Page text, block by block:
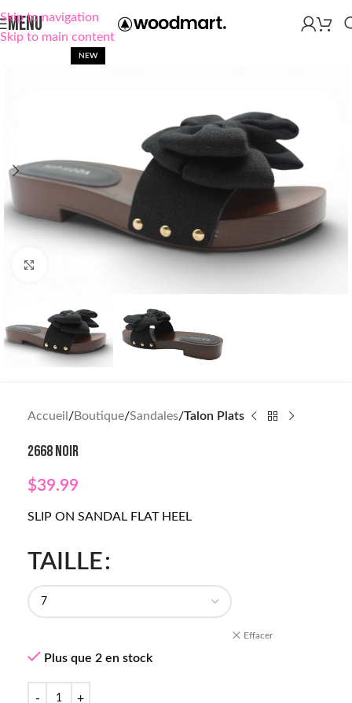
Skip to navigation
Skip to main content
MENU
NEW
Accueil Boutique Sandales Talon Plats
2668 NOIR
$39.99
SLIP ON SANDAL FLAT HEEL
TAILLE
Effacer
Plus que 2 en stock